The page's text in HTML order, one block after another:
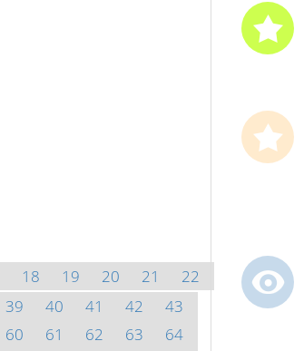
18 19 20 21
22
39 40 41 42
43
60 61 62 63
64